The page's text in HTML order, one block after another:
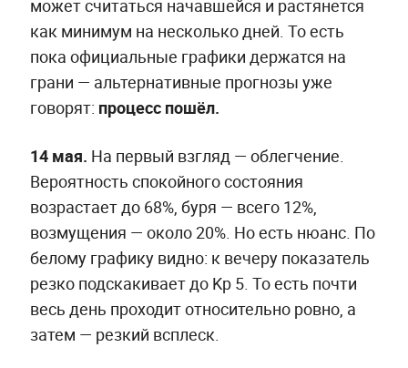
может считаться начавшейся и растянется
как минимум на несколько дней. То есть
пока официальные графики держатся на
грани — альтернативные прогнозы уже
говорят: процесс пошёл.
14 мая. На первый взгляд — облегчение.
Вероятность спокойного состояния
возрастает до 68%, буря — всего 12%,
возмущения — около 20%. Но есть нюанс. По
белому графику видно: к вечеру показатель
резко подскакивает до Kp 5. То есть почти
весь день проходит относительно ровно, а
затем — резкий всплеск.